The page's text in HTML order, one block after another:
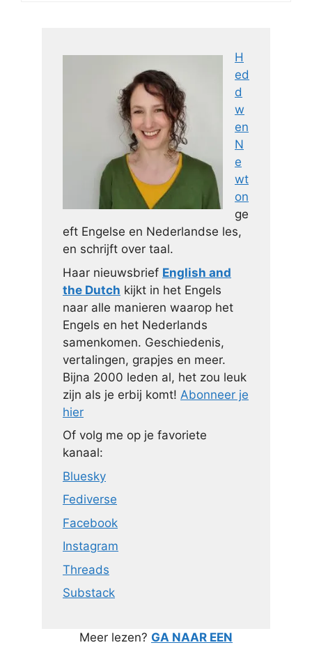
H
ed
d
w
en
N
e
wt
on
ge
eft Engelse en Nederlandse les,
en schrijft over taal.
Haar nieuwsbrief English and
the Dutch kijkt in het Engels
naar alle manieren waarop het
Engels en het Nederlands
samenkomen. Geschiedenis,
vertalingen, grapjes en meer.
Bijna 2000 leden al, het zou leuk
zijn als je erbij komt! Abonneer je
hier
Of volg me op je favoriete
kanaal:
Bluesky
Fediverse
Facebook
Instagram
Threads
Substack
Meer lezen? GA NAAR EEN